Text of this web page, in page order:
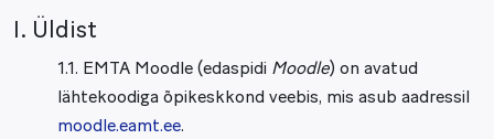
I. Üldist
1.1. EMTA Moodle (edaspidi Moodle) on avatud
lähtekoodiga õpikeskkond veebis, mis asub aadressil
moodle.eamt.ee.